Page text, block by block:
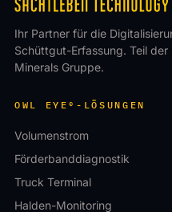
Ihr Partner für die
Schüttgut-Erfassung. Teil der
Minerals Gruppe.
OWL EYE®-LÖSUNGEN
Volumenstrom
Förderbanddiagnostik
Truck Terminal
Halden-Monitoring